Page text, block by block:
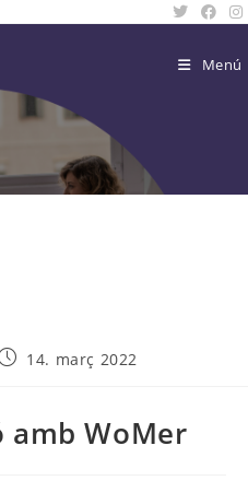
Menú
14. març 2022
amb WoMer